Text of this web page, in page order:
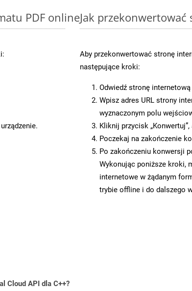
PDF onlineJak
Aby przekonwertować stronę
następujące kroki:
Odwiedź stronę internetową
Wpisz adres URL strony
wyznaczonym polu
Kliknij przycisk
Poczekaj na zakończenie
Po zakończeniu konwersji
Wykonując poniższe kroki,
internetowe w żądanym
trybie offline i do dalszego
Cloud API dla C++?